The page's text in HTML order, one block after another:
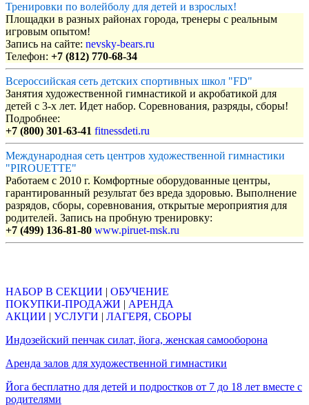
Тренировки по волейболу для детей и взрослых!
Площадки в разных районах города, тренеры с реальным
игровым опытом!
Запись на сайте: nevsky-bears.ru
Телефон: +7 (812) 770-68-34
Всероссийская сеть детских спортивных школ "FD"
Занятия художественной гимнастикой и акробатикой для
детей с 3-х лет. Идет набор. Соревнования, разряды, сборы!
Подробнее:
+7 (800) 301-63-41 fitnessdeti.ru
Международная сеть центров художественной гимнастики
"PIROUETTE"
Работаем с 2010 г. Комфортные оборудованные центры,
гарантированный результат без вреда здоровью. Выполнение
разрядов, сборы, соревнования, открытые мероприятия для
родителей. Запись на пробную тренировку:
+7 (499) 136-81-80 www.piruet-msk.ru
НАБОР В СЕКЦИИ | ОБУЧЕНИЕ
ПОКУПКИ-ПРОДАЖИ | АРЕНДА
АКЦИИ | УСЛУГИ | ЛАГЕРЯ, СБОРЫ
Индозейский пенчак силат, йога, женская самооборона
Аренда залов для художественной гимнастики
Йога бесплатно для детей и подростков от 7 до 18 лет вместе с
родителями